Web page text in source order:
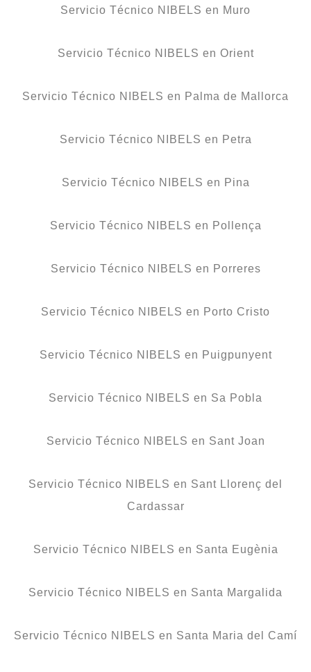
Servicio Técnico NIBELS en Muro
Servicio Técnico NIBELS en Orient
Servicio Técnico NIBELS en Palma de Mallorca
Servicio Técnico NIBELS en Petra
Servicio Técnico NIBELS en Pina
Servicio Técnico NIBELS en Pollença
Servicio Técnico NIBELS en Porreres
Servicio Técnico NIBELS en Porto Cristo
Servicio Técnico NIBELS en Puigpunyent
Servicio Técnico NIBELS en Sa Pobla
Servicio Técnico NIBELS en Sant Joan
Servicio Técnico NIBELS en Sant Llorenç del
Cardassar
Servicio Técnico NIBELS en Santa Eugènia
Servicio Técnico NIBELS en Santa Margalida
Servicio Técnico NIBELS en Santa Maria del Camí